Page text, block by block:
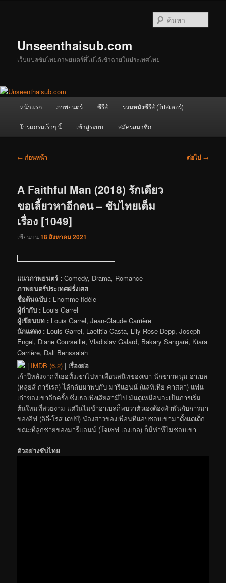
Unseenthaisub.com
เว็บแปลซับไทยภาพยนตร์ที่ไม่ได้เข้าฉายในประเทศไทย
หน้าแรก ภาพยนตร์ ซีรีส์ รวมหนังซีรีส์ (โปสเตอร์)
โปรแกรมเร็วๆ นี้ เข้าสู่ระบบ สมัครสมาชิก
เมนู
← ก่อนหน้า ต่อไป →
A Faithful Man (2018) รักเดียว
ขอเลี้ยวหาอีกคน – ซับไทยเต็ม
เรื่อง [1049]
เขียนบน18 สิงหาคม 2021
แนวภาพยนตร์ : Comedy, Drama, Romance
ภาพยนตร์ประเทศฝรั่งเศส
ชื่อต้นฉบับ : L’homme fidèle
ผู้กำกับ : Louis Garrel
ผู้เขียนบท : Louis Garrel, Jean-Claude Carrière
นักแสดง : Louis Garrel, Laetitia Casta, Lily-Rose Depp, Joseph
Engel, Diane Courseille, Vladislav Galard, Bakary Sangaré, Kiara
Carrière, Dali Benssalah
| IMDB (6.2) | เรื่องย่อ
เก้าปีหลังจากที่เธอทิ้งเขาไปหาเพื่อนสนิทของเขา นักข่าวหนุ่ม อาเบล
(หลุยส์ การ์เรล) ได้กลับมาพบกับ มารีแอนน์ (แลทิเทีย คาสตา) แฟน
เก่าของเขาอีกครั้ง ซึ่งเธอเพิ่งเสียสามีไป มันดูเหมือนจะเป็นการเริ่ม
ต้นใหม่ที่สวยงาม แต่ในไม่ช้าอาเบลก็พบว่าตัวเองต้องพัวพันกับการมา
ของอีฟ (ลิลี่-โรส เดปป์) น้องสาวของเพื่อนที่แอบชอบเขามาตั้งแต่เด็ก
ขณะที่ลูกชายของมารีแอนน์ (โจเซฟ เองเกล) ก็มีท่าทีไม่ชอบเขา
ตัวอย่างซับไทย